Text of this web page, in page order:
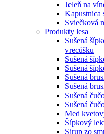
Jeleň na
Kapustnica
Sviečková
Produkty lesa
Sušená
vrecúšku
Sušená
Sušená
Sušená
Sušená
Sušená
Sušená
Med
Šípkový
Sirup zo